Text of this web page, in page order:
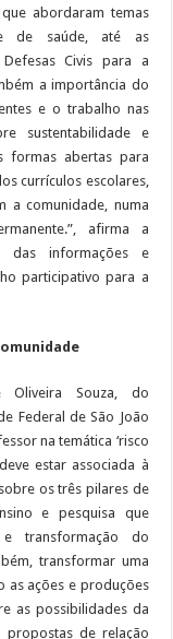
abordaram temas
e de saúde, até as
Defesas Civis para a
a importância do
e o trabalho nas
sustentabilidade e
formas abertas para
currículos escolares,
a comunidade, numa
afirma a
das informações e
participativo para a
Oliveira Souza, do
Federal de São João
na temática ‘risco
estar associada à
os três pilares de
e pesquisa que
e transformação do
transformar uma
as ações e produções
as possibilidades da
propostas de relação